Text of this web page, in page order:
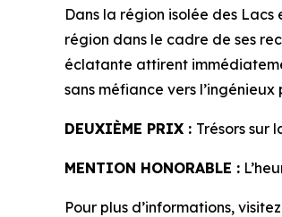
Dans la région isolée des
région dans le cadre de ses
éclatante attirent
sans méfiance vers
DEUXIÈME PRIX : Trésors sur
MENTION HONORABLE :
Pour plus d’informations, visitez